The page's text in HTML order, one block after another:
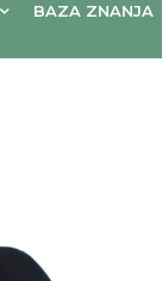
BAZA ZNANJA